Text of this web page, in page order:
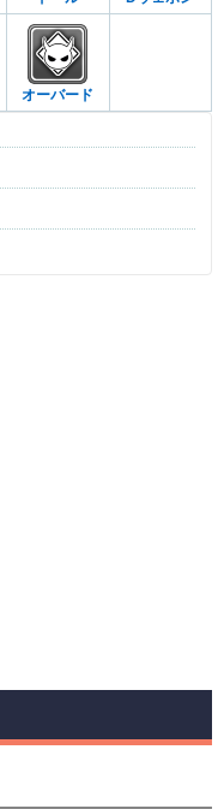
オーバード